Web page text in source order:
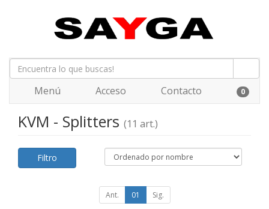
Menú Acceso Contacto 0
KVM - Splitters (11 art.)
Filtro
Ant. 01 Sig.